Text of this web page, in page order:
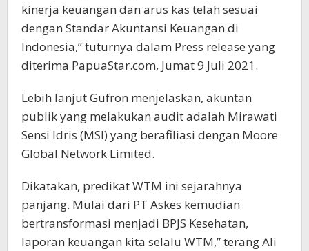
kinerja keuangan dan arus kas telah sesuai
dengan Standar Akuntansi Keuangan di
Indonesia,” tuturnya dalam Press release yang
diterima PapuaStar.com, Jumat 9 Juli 2021.
Lebih lanjut Gufron menjelaskan, akuntan
publik yang melakukan audit adalah Mirawati
Sensi Idris (MSI) yang berafiliasi dengan Moore
Global Network Limited.
Dikatakan, predikat WTM ini sejarahnya
panjang. Mulai dari PT Askes kemudian
bertransformasi menjadi BPJS Kesehatan,
laporan keuangan kita selalu WTM,” terang Ali